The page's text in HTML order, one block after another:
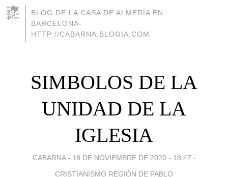
BLOG DE LA CASA DE ALMERÍA EN
BARCELONA-
HTTP://CABARNA.BLOGIA.COM
SIMBOLOS DE LA
UNIDAD DE LA
IGLESIA
CABARNA - 18 DE NOVIEMBRE DE 2020 - 18:47 -
CRISTIANISMO REGIÓN DE PABLO